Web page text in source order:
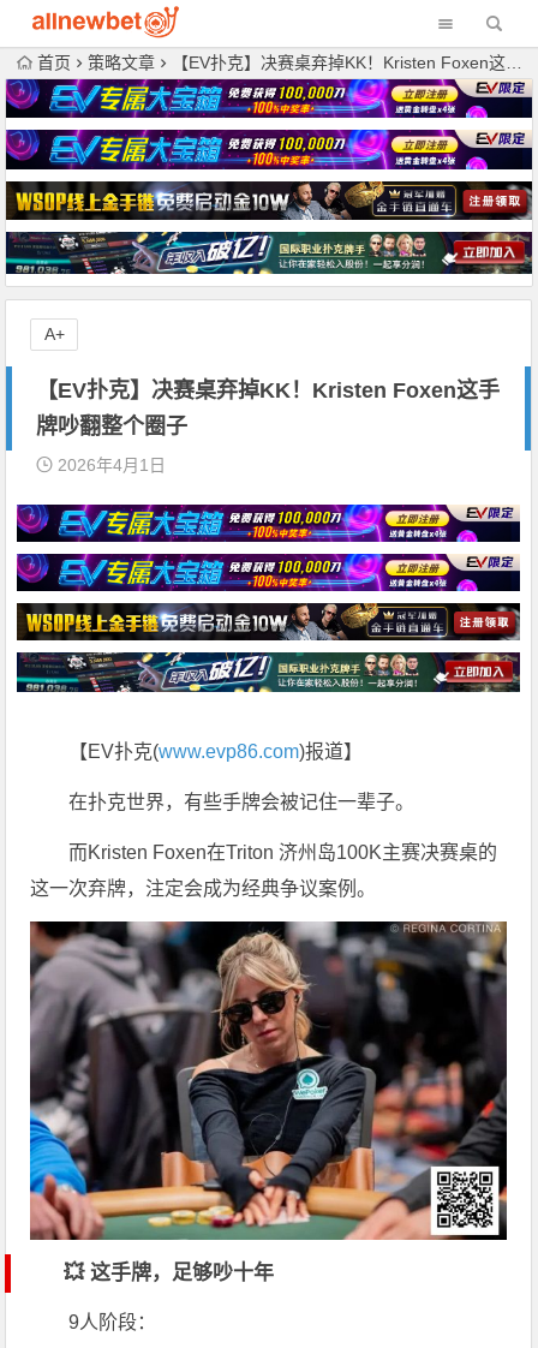
首页 策略文章 【EV扑克】决赛桌弃掉KK！Kristen Foxen这手牌吵翻整个圈子
【EV扑克】决赛桌弃掉KK！Kristen Foxen这手
牌吵翻整个圈子
2026年4月1日
【EV扑克(www.evp86.com)报道】
在扑克世界，有些手牌会被记住一辈子。
而Kristen Foxen在Triton 济州岛100K主赛决赛桌的
这一次弃牌，注定会成为经典争议案例。
💥 这手牌，足够吵十年
9人阶段：
A+